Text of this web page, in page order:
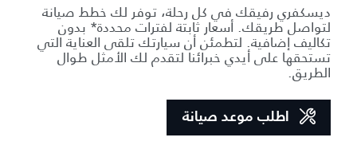
ديسكفري رفيقك في كل رحلة، توفر لك خطط صيانة
لتواصل طريقك. أسعار ثابتة لفترات محددة* بدون
تكاليف إضافية. لتطمئن أن سيارتك تلقى العناية التي
تستحقها على أيدي خبرائنا لتقدم لك الأمثل طوال
الطريق.
اطلب موعد صيانة